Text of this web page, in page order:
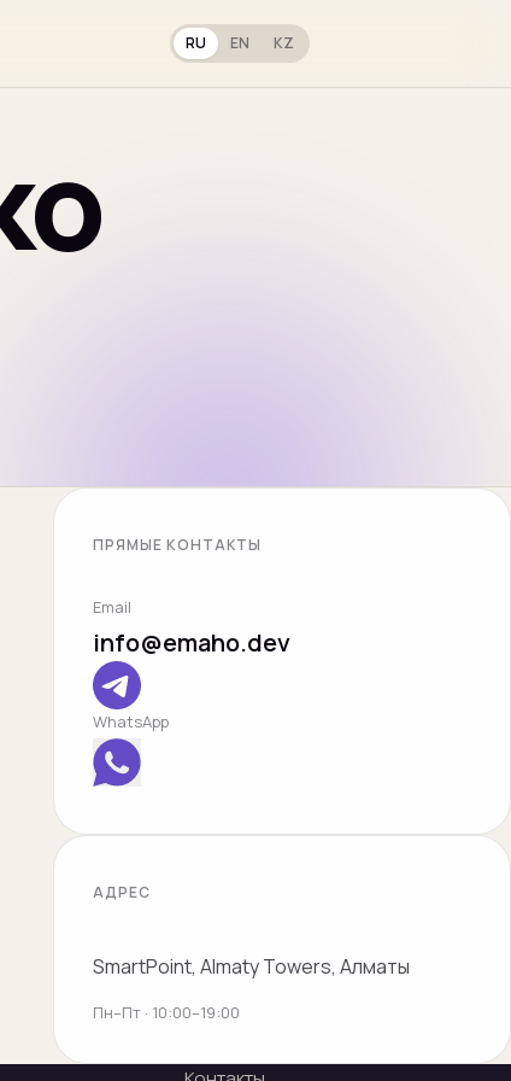
RU EN KZ
ПРЯМЫЕ КОНТАКТЫ
Email
info@emaho.dev
WhatsApp
АДРЕС
SmartPoint, Almaty Towers, Алматы
Пн–Пт · 10:00–19:00